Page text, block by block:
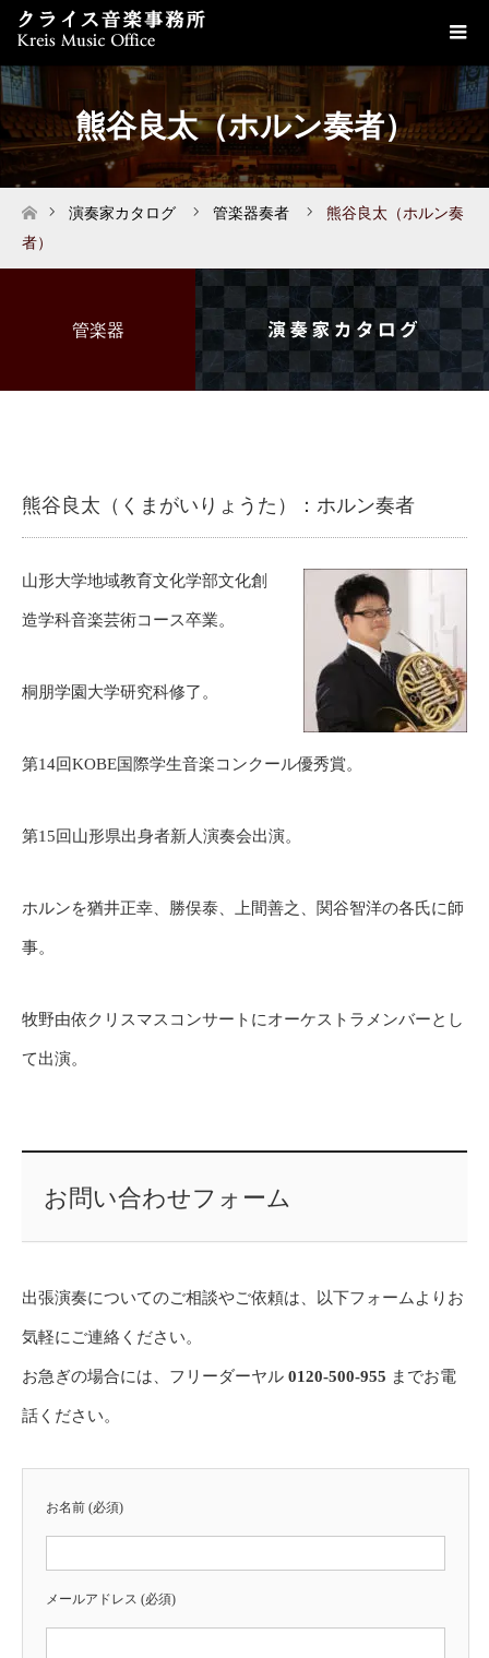
熊谷良太（ホルン奏者）
ホーム
演奏家カタログ 管楽器奏者
熊谷良太（ホルン奏
者）
管楽器
熊谷良太（くまがいりょうた）：ホルン奏者
山形大学地域教育文化学部文化創
造学科音楽芸術コース卒業。
桐朋学園大学研究科修了。
第14回KOBE国際学生音楽コンクール優秀賞。
第15回山形県出身者新人演奏会出演。
ホルンを猶井正幸、勝俣泰、上間善之、関谷智洋の各氏に師
事。
牧野由依クリスマスコンサートにオーケストラメンバーとし
て出演。
お問い合わせフォーム
出張演奏についてのご相談やご依頼は、以下フォームよりお
気軽にご連絡ください。
お急ぎの場合には、フリーダーヤル 0120-500-955 までお電
話ください。
お名前 (必須)
メールアドレス (必須)